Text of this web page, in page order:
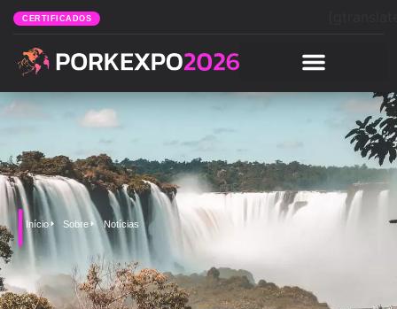
CERTIFICADOS
Início Sobre Notícias